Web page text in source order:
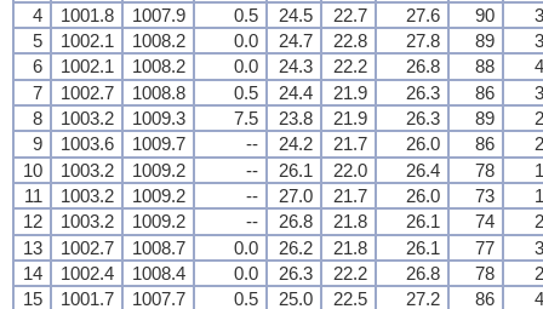
4
1001.8 1007.9 0.5 24.5 22.7 27.6 90
5
1002.1 1008.2 0.0 24.7 22.8 27.8 89
6
1002.1 1008.2 0.0 24.3 22.2 26.8 88
7
1002.7 1008.8 0.5 24.4 21.9 26.3 86
8
1003.2 1009.3 7.5 23.8 21.9 26.3 89
9
1003.6 1009.7 -- 24.2 21.7 26.0 86
10
1003.2 1009.2 -- 26.1 22.0 26.4 78
11
1003.2 1009.2 -- 27.0 21.7 26.0 73
12
1003.2 1009.2 -- 26.8 21.8 26.1 74
13
1002.7 1008.7 0.0 26.2 21.8 26.1 77
14
1002.4 1008.4 0.0 26.3 22.2 26.8 78
15
1001.7 1007.7 0.5 25.0 22.5 27.2 86